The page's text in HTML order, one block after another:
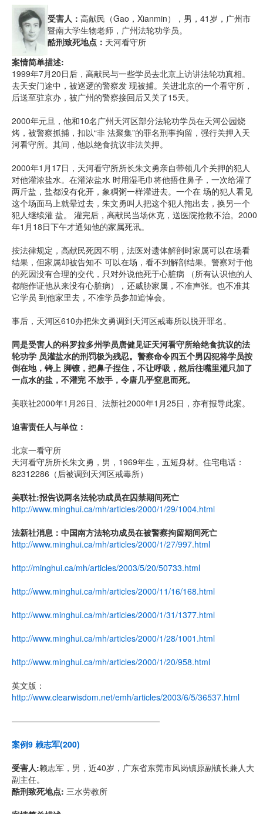
受害人： 高献民（Gao，Xianmin），男，41岁，广州市
暨南大学生物老师，广州法轮功学员。
酷刑致死地点： 天河看守所
案情简单描述:
1999年7月20日后，高献民与一些学员去北京上访讲法轮功真相。
去天安门途中，被巡逻的警察发 现被捕。关进北京的一个看守所，
后送至驻京办，被广州的警察接回后又关了15天。
2000年元旦，他和10名广州天河区部分法轮功学员在天河公园烧
烤，被警察抓捕，扣以“非 法聚集”的罪名刑事拘留，强行关押入天
河看守所。其间，他以绝食抗议非法关押。
2000年1月17日，天河看守所所长朱文勇亲自带领几个关押的犯人
对他灌浓盐水。在灌浓盐水 时用湿毛巾将他捂住鼻子，一次给灌了
两斤盐，盐都没有化开，象稠粥一样灌进去。一个在 场的犯人看见
这个场面马上就晕过去，朱文勇叫人把这个犯人拖出去，换另一个
犯人继续灌 盐。 灌完后，高献民当场休克，送医院抢救不治。2000
年1月18日下午才通知他的家属死讯。
按法律规定，高献民死因不明，法医对遗体解剖时家属可以在场看
结果，但家属却被告知不 可以在场，看不到解剖结果。警察对于他
的死因没有合理的交代，只对外说他死于心脏病 （所有认识他的人
都能作证他从来没有心脏病），还威胁家属，不准声张。也不准其
它学员 到他家里去，不准学员参加追悼会。
事后，天河区610办把朱文勇调到天河区戒毒所以脱开罪名。
同是受害人的科罗拉多州学员唐健见证天河看守所给绝食抗议的法
轮功学 员灌盐水的刑罚极为残忍。警察命令四五个男囚犯将学员按
倒在地，铐上 脚镣，把鼻子捏住，不让呼吸，然后往嘴里灌只加了
一点水的盐，不灌完 不放手，令唐几乎窒息而死。
美联社2000年1月26日、法新社2000年1月25日，亦有报导此案。
迫害责任人与单位：
北京一看守所
天河看守所所长朱文勇，男，1969年生，五短身材。住宅电话：
82312286（后被调到天河区戒毒所）
美联社:报告说两名法轮功成员在囚禁期间死亡
http://www.minghui.ca/mh/articles/2000/1/29/1004.html
法新社消息：中国南方法轮功成员在被警察拘留期间死亡
http://www.minghui.ca/mh/articles/2000/1/27/997.html
http://minghui.ca/mh/articles/2003/5/20/50733.html
http://www.minghui.ca/mh/articles/2000/11/16/168.html
http://www.minghui.ca/mh/articles/2000/1/31/1377.html
http://www.minghui.ca/mh/articles/2000/1/28/1001.html
http://www.minghui.ca/mh/articles/2000/1/20/958.html
英文版：
http://www.clearwisdom.net/emh/articles/2003/6/5/36537.html
——————————————————
案例9 赖志军(200)
受害人:赖志军，男，近40岁，广东省东莞市凤岗镇原副镇长兼人大
副主任。
酷刑致死地点: 三水劳教所